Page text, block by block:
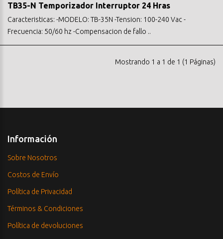
TB35-N Temporizador Interruptor 24 Hras
Caracteristicas: -MODELO: TB-35N -Tension: 100-240 Vac -
Frecuencia: 50/60 hz -Compensacion de fallo ..
Mostrando 1 a 1 de 1 (1 Páginas)
Información
Sobre Nosotros
Costos de Envío
Política de Privacidad
Términos & Condiciones
Política de devoluciones